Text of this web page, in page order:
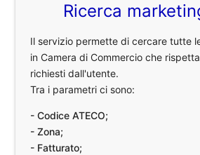
Ricerca
Il servizio permette di cercare tutte
in Camera di Commercio che
richiesti dall'utente.
Tra i parametri ci sono:
- Codice ATECO;
- Zona;
- Fatturato;